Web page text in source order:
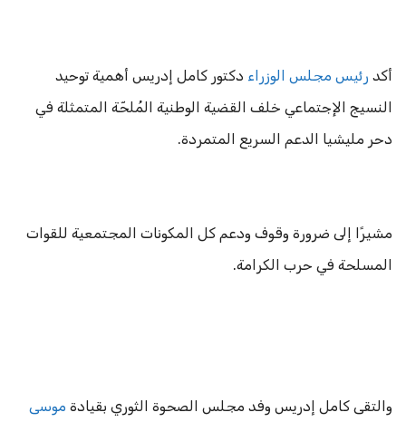
أكد رئيس مجلس الوزراء دكتور كامل إدريس أهمية توحيد
النسيج الإجتماعي خلف القضية الوطنية المُلحّة المتمثلة في
دحر مليشيا الدعم السريع المتمردة.
مشيرًا إلى ضرورة وقوف ودعم كل المكونات المجتمعية للقوات
المسلحة في حرب الكرامة.
والتقى كامل إدريس وفد مجلس الصحوة الثوري بقيادة موسى